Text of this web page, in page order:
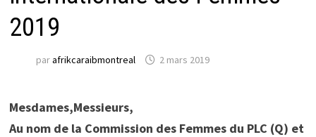
2019
parafrikcaraibmontreal 2 mars 2019
Mesdames,Messieurs,
Au nom de la Commission des Femmes du PLC (Q) et